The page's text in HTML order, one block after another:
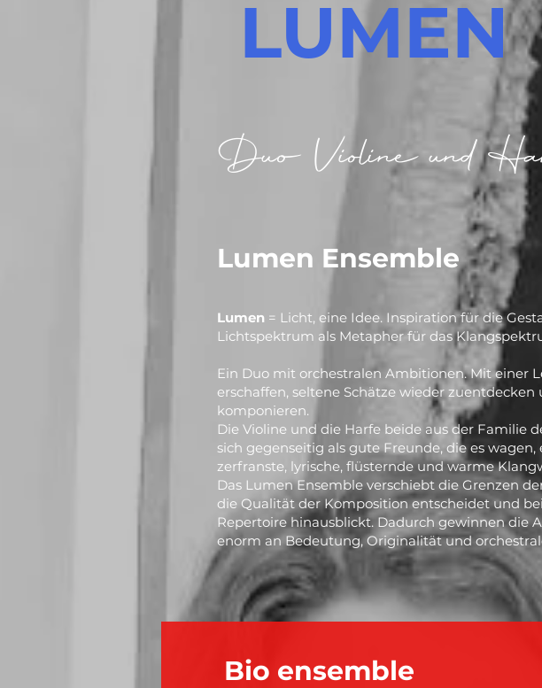
LUMEN
Duo Violine und
Lumen Ensemble
Lumen = Licht, eine Idee. Inspiration für die
Lichtspektrum als Metapher für das
Ein Duo mit orchestralen Ambitionen. Mit einer
erschaffen, seltene Schätze wieder
komponieren.
Die Violine und die Harfe beide aus der Familie
sich gegenseitig als gute Freunde, die es
zerfranste, lyrische, flüsternde und warme
Das Lumen Ensemble verschiebt die Grenzen
die Qualität der Komposition entscheidet und
Repertoire hinausblickt. Dadurch gewinnen
enorm an Bedeutung, Originalität und
Bio ensemble